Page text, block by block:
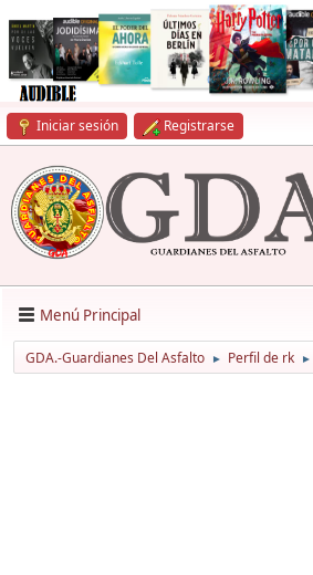
Iniciar sesión Registrarse
Menú Principal
GDA.-Guardianes Del Asfalto ► Perfil de rk ►